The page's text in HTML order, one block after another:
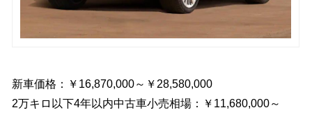
新車価格：￥16,870,000～￥28,580,000
2万キロ以下4年以内中古車小売相場：￥11,680,000～